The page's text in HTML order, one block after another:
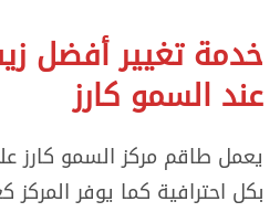
خدمة تغيير أفضل
عند السمو كارز
يعمل طاقم مركز السمو كارز
بكل احترافية كما يوفر